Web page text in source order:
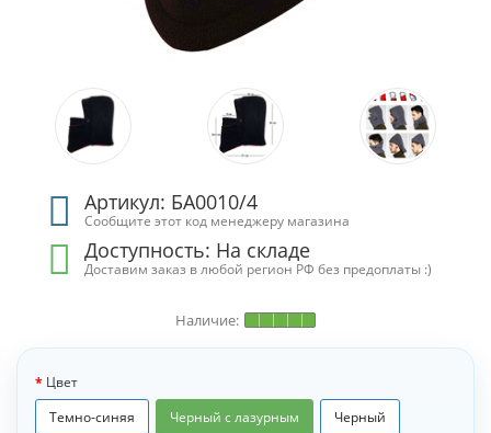
Артикул: БА0010/4
Сообщите этот код менеджеру магазина
Доступность: На складе
Доставим заказ в любой регион РФ без предоплаты :)
Цвет
Темно-синяя
Черный с лазурным Черный